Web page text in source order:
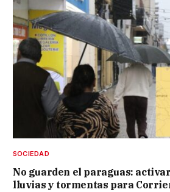
SOCIEDAD
No guarden el paraguas:
lluvias y tormentas para